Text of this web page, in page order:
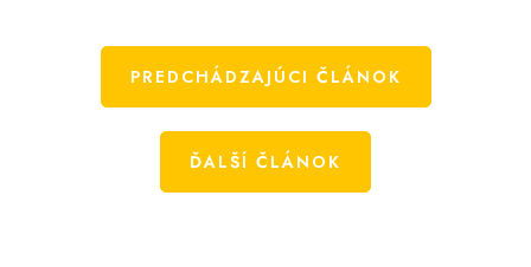
PREDCHÁDZAJÚCI ČLÁNOK
ĎALŠÍ ČLÁNOK